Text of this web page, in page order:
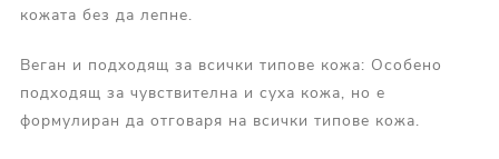
кожата без да лепне.
Веган и подходящ за всички типове кожа: Особено
подходящ за чувствителна и суха кожа, но е
формулиран да отговаря на всички типове кожа.